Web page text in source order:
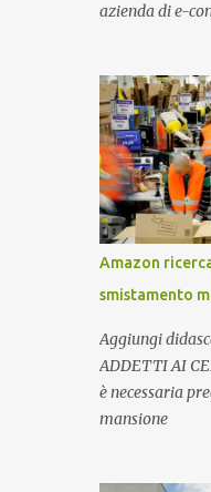
azienda di e-
Amazon
smistamento
Aggiungi
ADDETTI AI
è necessaria
mansione